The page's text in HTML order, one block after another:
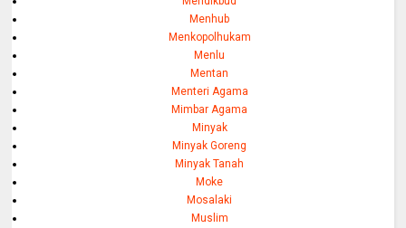
Menhub
Menkopolhukam
Menlu
Mentan
Menteri Agama
Mimbar Agama
Minyak
Minyak Goreng
Minyak Tanah
Moke
Mosalaki
Muslim